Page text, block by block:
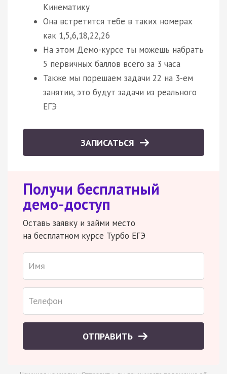
Кинематику
Она встретится тебе в таких номерах
как 1,5,6,18,22,26
На этом Демо-курсе ты можешь набрать
5 первичных баллов всего за 3 часа
Также мы порешаем задачи 22 на 3-ем
занятии, это будут задачи из реального
ЕГЭ
ЗАПИСАТЬСЯ
Получи бесплатный
демо-доступ
Оставь заявку и займи место
на бесплатном курсе Турбо ЕГЭ
ОТПРАВИТЬ